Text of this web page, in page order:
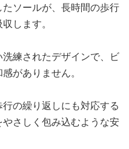
ソールが、長時間の歩行
します。
練されたデザインで、ビ
がありません。
の繰り返しにも対応する
さしく包み込むような安